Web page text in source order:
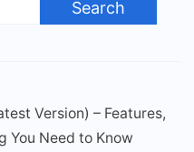
Version) – Features,
You Need to Know